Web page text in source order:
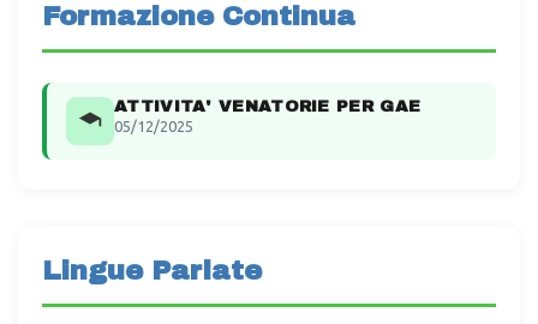
Formazione Continua
ATTIVITA' VENATORIE PER GAE
05/12/2025
Lingue Parlate